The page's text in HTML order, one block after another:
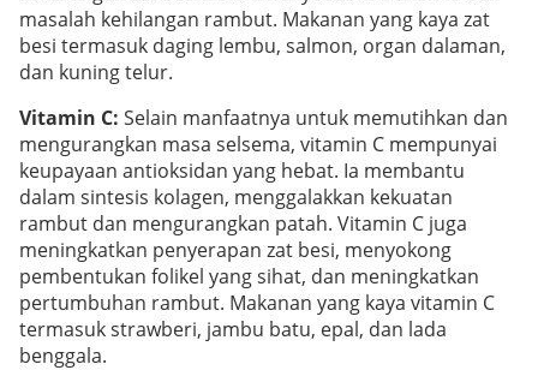
masalah kehilangan rambut. Makanan yang kaya zat
besi termasuk daging lembu, salmon, organ dalaman,
dan kuning telur.
Vitamin C: Selain manfaatnya untuk memutihkan dan
mengurangkan masa selsema, vitamin C mempunyai
keupayaan antioksidan yang hebat. Ia membantu
dalam sintesis kolagen, menggalakkan kekuatan
rambut dan mengurangkan patah. Vitamin C juga
meningkatkan penyerapan zat besi, menyokong
pembentukan folikel yang sihat, dan meningkatkan
pertumbuhan rambut. Makanan yang kaya vitamin C
termasuk strawberi, jambu batu, epal, dan lada
benggala.